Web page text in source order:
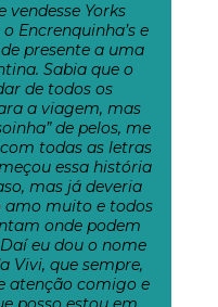
Yorks
Encrenquinha’s e
presente a uma
Sabia que o
de todos os
a viagem, mas
de pelos, me
todas as letras
essa história
mas já deveria
amo muito e todos
onde podem
eu dou o nome
Vivi, que sempre,
atenção comigo e